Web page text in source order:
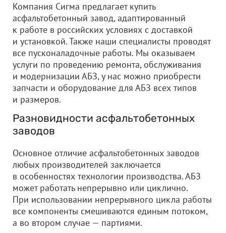
Компания Сигма предлагает купить
асфальтобетонный завод, адаптированный
к работе в российских условиях с доставкой
и установкой. Также наши специалисты проводят
все пусконаладочные работы. Мы оказываем
услуги по проведению ремонта, обслуживания
и модернизации АБЗ, у нас можно приобрести
запчасти и оборудование для АБЗ всех типов
и размеров.
Разновидности асфальтобетонных
заводов
Основное отличие асфальтобетонных заводов
любых производителей заключается
в особенностях технологии производства. АБЗ
может работать непрерывно или циклично.
При использовании непрерывного цикла работы
все компоненты смешиваются единым потоком,
а во втором случае — партиями.